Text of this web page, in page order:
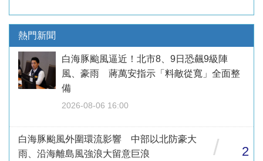
熱門新聞
白海豚颱風逼近！北市8、9日恐飆9級陣
風、豪雨 蔣萬安指示「料敵從寬」全面整
備
2026-08-06 16:00
白海豚颱風外圍環流影響 中部以北防豪大
雨、沿海離島風強浪大留意巨浪
/ 2